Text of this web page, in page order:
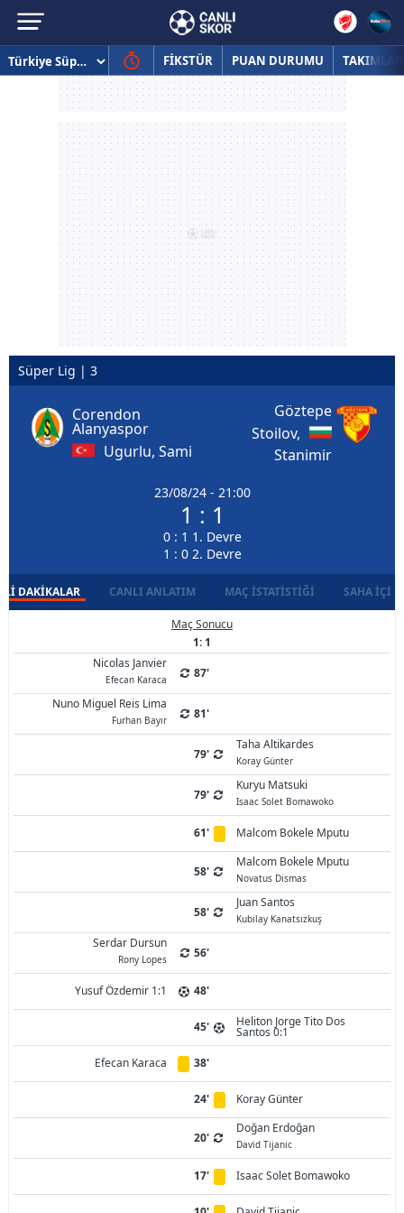
FİKSTÜR PUAN DURUMU TAKIMLAR
Süper Lig | 3
Corendon
Alanyaspor
Ugurlu, Sami
23/08/24 - 21:00
1 : 1
0 : 1 1. Devre
1 : 0 2. Devre
Göztepe
Stoilov,
Stanimir
DAKIKALAR CANLI ANLATIM MAÇ İSTATISTIĞI SAHA İÇI
Maç Sonucu
1: 1
Nicolas Janvier
Efecan Karaca
87'
Nuno Miguel Reis Lima
Furhan Bayır 81'
79'
Taha Altikardes
Koray Günter
79'
Kuryu Matsuki
Isaac Solet Bomawoko
61' Malcom Bokele Mputu
58'
Malcom Bokele Mputu
Novatus Dismas
58'
Juan Santos
Kubilay Kanatsızkuş
Serdar Dursun
Rony Lopes 56'
Yusuf Özdemir 1:1 48'
45' Heliton Jorge Tito Dos
Santos 0:1
Efecan Karaca
38'
24' Koray Günter
20'
Doğan Erdoğan
David Tijanic
17' Isaac Solet Bomawoko